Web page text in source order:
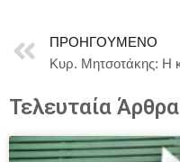
ΠΡΟΗΓΟΎΜΕΝΟ
Τελευταία Άρθρα